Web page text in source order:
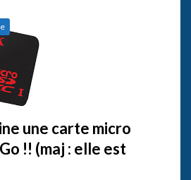
une carte micro
!! (maj : elle est